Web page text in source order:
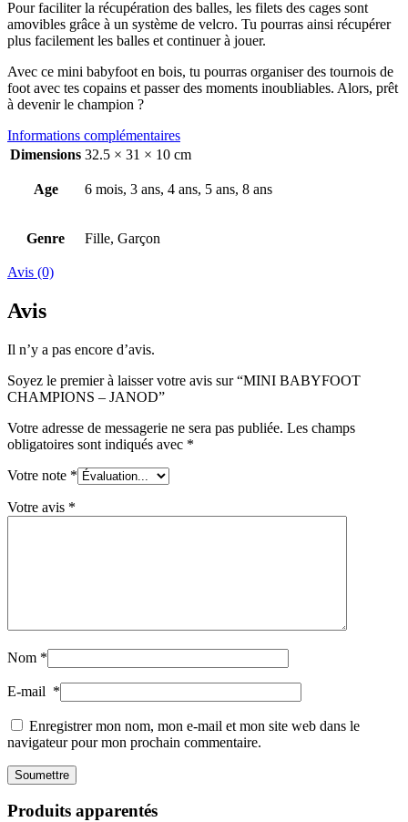
Pour faciliter la récupération des balles, les filets des cages sont
amovibles grâce à un système de velcro. Tu pourras ainsi récupérer
plus facilement les balles et continuer à jouer.
Avec ce mini babyfoot en bois, tu pourras organiser des tournois de
foot avec tes copains et passer des moments inoubliables. Alors, prêt
à devenir le champion ?
Informations complémentaires
Dimensions 32.5 × 31 × 10 cm
Age 6 mois, 3 ans, 4 ans, 5 ans, 8 ans
Genre Fille, Garçon
Avis (0)
Avis
Il n’y a pas encore d’avis.
Soyez le premier à laisser votre avis sur “MINI BABYFOOT
CHAMPIONS – JANOD”
Votre adresse de messagerie ne sera pas publiée. Les champs
obligatoires sont indiqués avec *
Votre note *
Votre avis *
Nom *
E-mail *
Enregistrer mon nom, mon e-mail et mon site web dans le
navigateur pour mon prochain commentaire.
Produits apparentés